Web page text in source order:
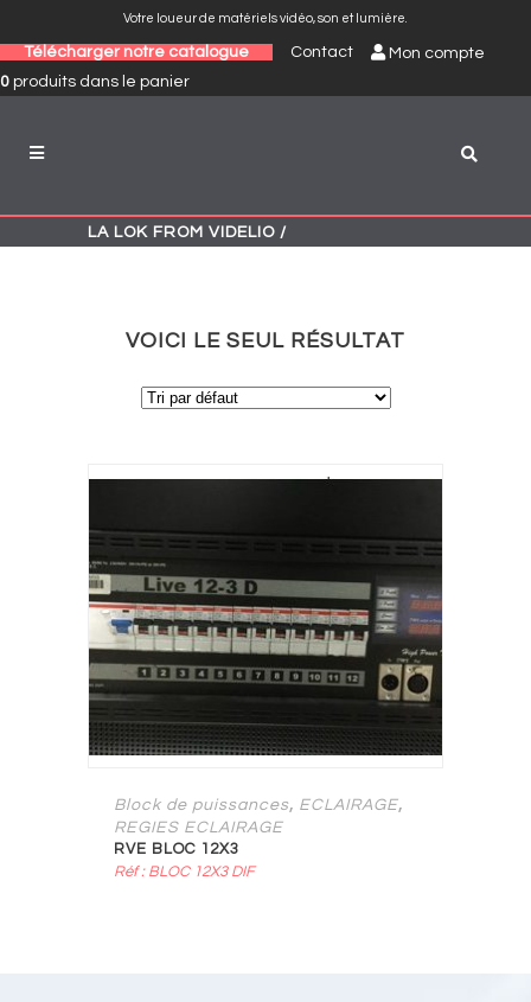
Votre loueur de matériels vidéo, son et lumière.
Télécharger notre catalogue Contact
Mon compte
0 produits dans le panier
LA LOK FROM VIDELIO /
VOICI LE SEUL RÉSULTAT
Block de puissances, ECLAIRAGE,
REGIES ECLAIRAGE
RVE BLOC 12X3
Réf : BLOC 12X3 DIF